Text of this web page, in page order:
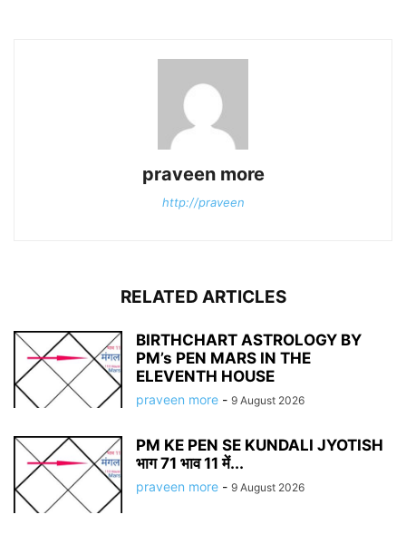
praveen more
http://praveen
RELATED ARTICLES
BIRTHCHART ASTROLOGY BY
PM’s PEN MARS IN THE
ELEVENTH HOUSE
praveen more - 9 August 2026
PM KE PEN SE KUNDALI JYOTISH
भाग 71 भाव 11 में...
praveen more - 9 August 2026